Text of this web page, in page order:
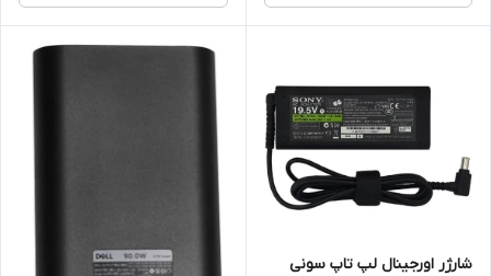
شارژر اورجینال لپ تاپ سونی